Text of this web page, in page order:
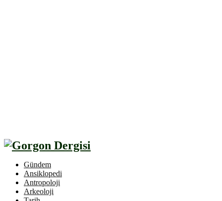
Gündem
Ansiklopedi
Antropoloji
Arkeoloji